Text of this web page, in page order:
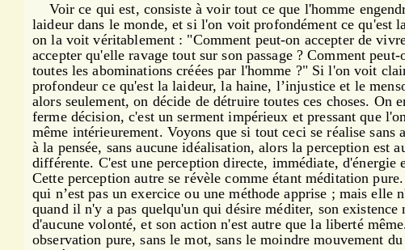
Voir ce qui est, consiste à voir tout ce que l'homme
laideur dans le monde, et si l'on voit profondément ce qu'est
on la voit véritablement : "Comment peut-on accepter de
accepter qu'elle ravage tout sur son passage ? Comment peut-
toutes les abominations créées par l'homme ?" Si l'on voit
profondeur ce qu'est la laideur, la haine, l’injustice et le
alors seulement, on décide de détruire toutes ces choses. On
ferme décision, c'est un serment impérieux et pressant que
même intérieurement. Voyons que si tout ceci se réalise sans
à la pensée, sans aucune idéalisation, alors la perception est
différente. C'est une perception directe, immédiate, d'énergie
Cette perception autre se révèle comme étant méditation
qui n’est pas un exercice ou une méthode apprise ; mais elle
quand il n'y a pas quelqu'un qui désire méditer, son existence
d'aucune volonté, et son action n'est autre que la liberté
observation pure, sans le mot, sans le moindre mouvement